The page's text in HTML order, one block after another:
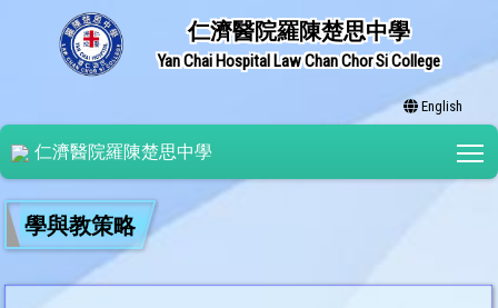
仁濟醫院羅陳楚思中學
Yan Chai Hospital Law Chan Chor Si College
English
仁濟醫院羅陳楚思中學
學與教策略